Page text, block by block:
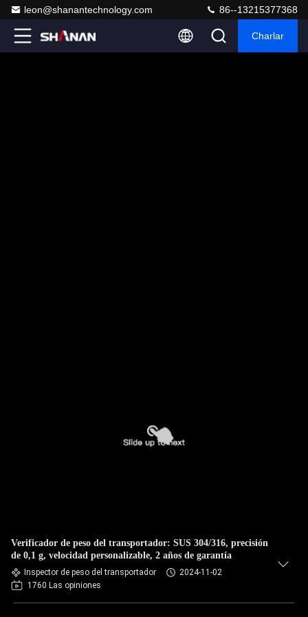
leon@shanantechnology.com 86--13215377368
Charlar
Verificador de peso del transportador: SUS 304/316, precisión
de 0,1 g, velocidad personalizable, 2 años de garantía
Inspector de peso del transportador
2024-11-02
1760 Las opiniones